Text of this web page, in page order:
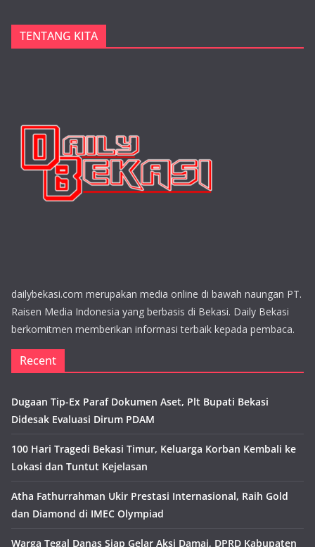
TENTANG KITA
dailybekasi.com merupakan media online di bawah naungan PT.
Raisen Media Indonesia yang berbasis di Bekasi. Daily Bekasi
berkomitmen memberikan informasi terbaik kepada pembaca.
Recent
Dugaan Tip-Ex Paraf Dokumen Aset, Plt Bupati Bekasi
Didesak Evaluasi Dirum PDAM
100 Hari Tragedi Bekasi Timur, Keluarga Korban Kembali ke
Lokasi dan Tuntut Kejelasan
Atha Fathurrahman Ukir Prestasi Internasional, Raih Gold
dan Diamond di IMEC Olympiad
Warga Tegal Danas Siap Gelar Aksi Damai, DPRD Kabupaten